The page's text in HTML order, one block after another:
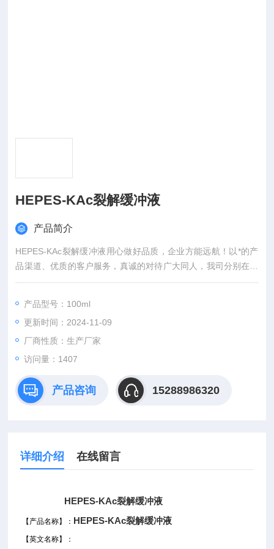
HEPES-KAc裂解缓冲液
产品简介
HEPES-KAc裂解缓冲液用心做好品质，企业方能远航！以*的产
品渠道、优质的客户服务，真诚的对待广大同人，我司分别在上
海、武汉，等城市设有专业实验室，竭诚服务每位科研工作者。
产品型号：100ml
更新时间：2024-11-09
厂商性质：生产厂家
访问量：1407
产品咨询 15288986320
详细介绍 在线留言
HEPES-KAc裂解缓冲液
【产品名称】： HEPES-KAc裂解缓冲液
【英文名称】
：